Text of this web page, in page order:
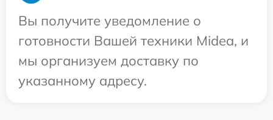
Вы получите уведомление о
готовности Вашей техники Midea, и
мы организуем доставку по
указанному адресу.